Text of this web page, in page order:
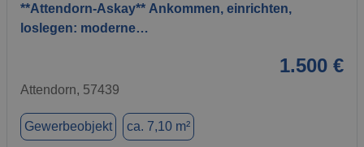
**Attendorn-Askay** Ankommen, einrichten,
loslegen: moderne…
1.500 €
Attendorn, 57439
Gewerbeobjekt ca. 7,10 m²